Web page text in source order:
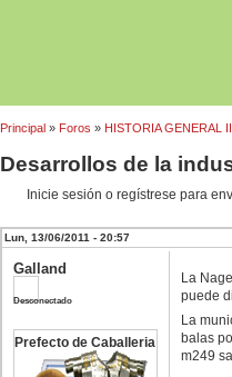
Principal» Foros » HISTORIA GENERAL II
Desarrollos de la
Inicie sesión o regístrese para
Lun, 13/06/2011 - 20:57
Galland
Desconectado
Prefecto de Caballeria
La
puede
La
balas
m249